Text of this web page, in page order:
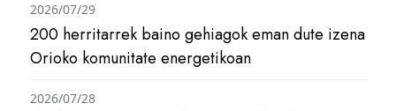
200 herritarrek baino gehiagok eman dute izena
Orioko komunitate energetikoan
2026/07/29
2026/07/28